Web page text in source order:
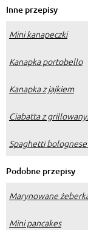
Inne przepisy
Mini kanapeczki
Kanapka portobello
Kanapka z jajkiem
Ciabatta z
Spaghetti
Podobne przepisy
Marynowane
Mini pancakes